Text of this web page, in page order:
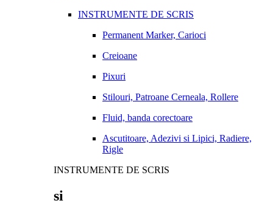
INSTRUMENTE DE SCRIS
Permanent Marker, Carioci
Creioane
Pixuri
Stilouri, Patroane Cerneala, Rollere
Fluid, banda corectoare
Ascutitoare, Adezivi si Lipici, Radiere,
Rigle
INSTRUMENTE DE SCRIS
si